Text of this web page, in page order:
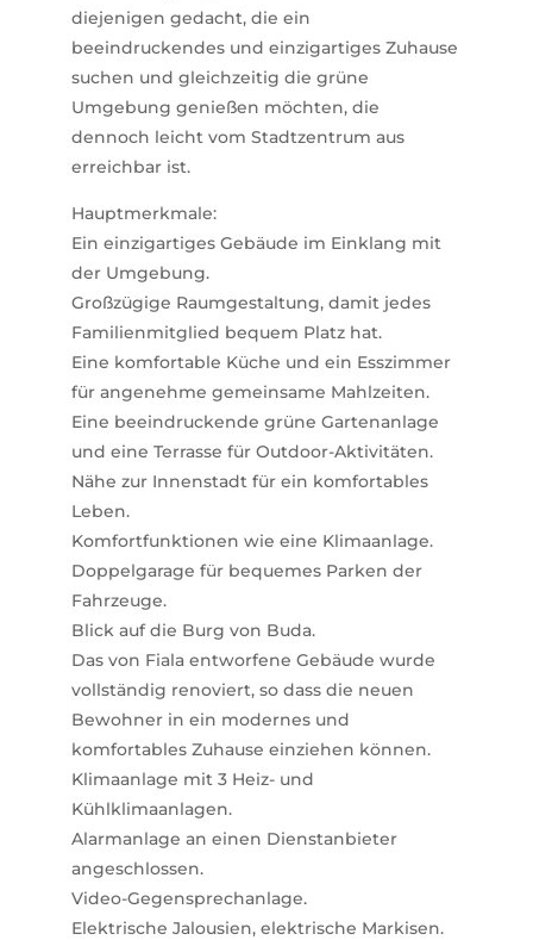
diejenigen gedacht, die ein
beeindruckendes und einzigartiges Zuhause
suchen und gleichzeitig die grüne
Umgebung genießen möchten, die
dennoch leicht vom Stadtzentrum aus
erreichbar ist.
Hauptmerkmale:
Ein einzigartiges Gebäude im Einklang mit
der Umgebung.
Großzügige Raumgestaltung, damit jedes
Familienmitglied bequem Platz hat.
Eine komfortable Küche und ein Esszimmer
für angenehme gemeinsame Mahlzeiten.
Eine beeindruckende grüne Gartenanlage
und eine Terrasse für Outdoor-Aktivitäten.
Nähe zur Innenstadt für ein komfortables
Leben.
Komfortfunktionen wie eine Klimaanlage.
Doppelgarage für bequemes Parken der
Fahrzeuge.
Blick auf die Burg von Buda.
Das von Fiala entworfene Gebäude wurde
vollständig renoviert, so dass die neuen
Bewohner in ein modernes und
komfortables Zuhause einziehen können.
Klimaanlage mit 3 Heiz- und
Kühlklimaanlagen.
Alarmanlage an einen Dienstanbieter
angeschlossen.
Video-Gegensprechanlage.
Elektrische Jalousien, elektrische Markisen.